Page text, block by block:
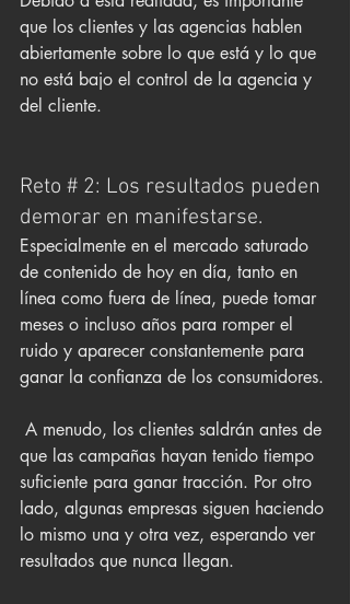
que los clientes y las agencias hablen
abiertamente sobre lo que está y lo que
no está bajo el control de la agencia y
del cliente.
Reto # 2: Los resultados pueden
demorar en manifestarse.
Especialmente en el mercado saturado
de contenido de hoy en día, tanto en
línea como fuera de línea, puede tomar
meses o incluso años para romper el
ruido y aparecer constantemente para
ganar la confianza de los consumidores.
que las campañas hayan tenido tiempo
suficiente para ganar tracción. Por otro
lado, algunas empresas siguen haciendo
lo mismo una y otra vez, esperando ver
resultados que nunca llegan.